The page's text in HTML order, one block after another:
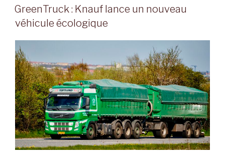
LE
GreenTruck : Knauf lance un nouveau
véhicule écologique